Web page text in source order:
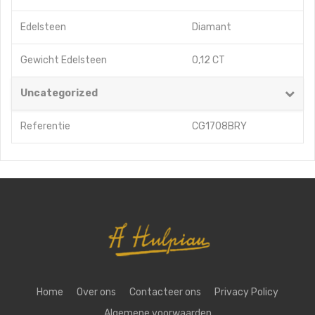
Edelsteen Diamant
Gewicht Edelsteen 0,12 CT
Uncategorized
Referentie CG1708BRY
Home Over ons Contacteer ons
Privacy Policy